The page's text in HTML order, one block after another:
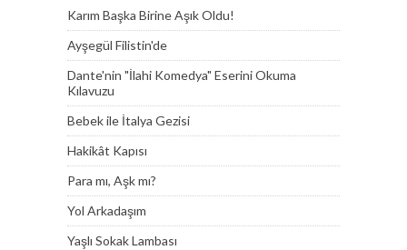
Karım Başka Birine Aşık Oldu!
Ayşegül Filistin'de
Dante'nin "İlahi Komedya" Eserini Okuma
Kılavuzu
Bebek ile İtalya Gezisi
Hakikât Kapısı
Para mı, Aşk mı?
Yol Arkadaşım
Yaşlı Sokak Lambası